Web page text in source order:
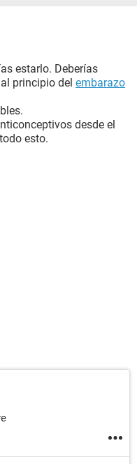
estarlo. Deberías
principio del embarazo
desde el
esto.